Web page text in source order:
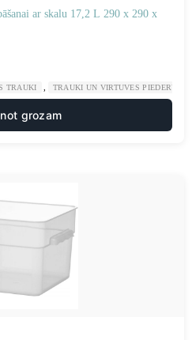
ar skalu 17,2 L 290 x 290 x
TRAUKI TRAUKI UN VIRTUVES PIEDERUMI
grozam